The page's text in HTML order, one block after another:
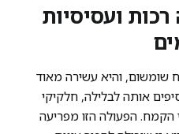
ועסיסיות
שומשום, והיא עשירה מאוד
אותה לבלילה, חלקיקי
הקמח. הפעולה הזו מפריעה